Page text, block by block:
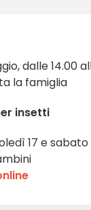
dalle 14.00
la famiglia
insetti
17 e sabato